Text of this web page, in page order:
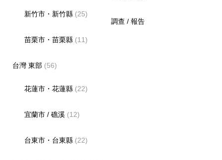
新竹市・新竹縣 (25)
苗栗市・苗栗縣 (11)
台灣 東部(56)
花蓮市・花蓮縣 (22)
宜蘭市 / 礁溪 (12)
台東市・台東縣 (22)
調查 / 報告